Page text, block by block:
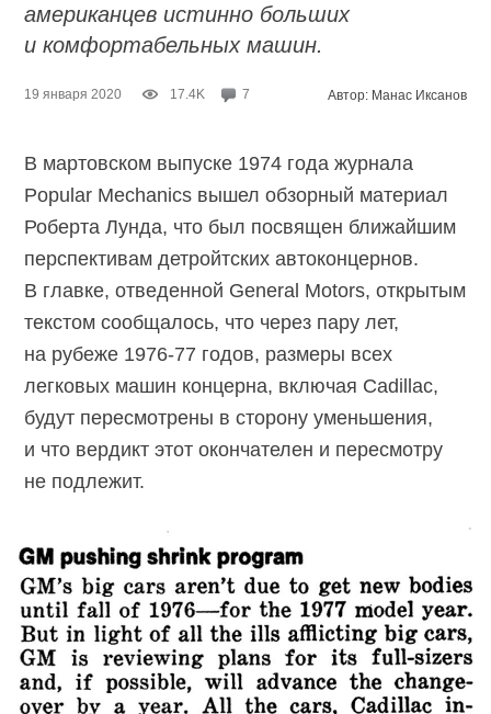
американцев истинно больших
и комфортабельных машин.
19 января 2020 17.4K 7 Автор: Манас Иксанов
В мартовском выпуске 1974 года журнала
Popular Mechanics вышел обзорный материал
Роберта Лунда, что был посвящен ближайшим
перспективам детройтских автоконцернов.
В главке, отведенной General Motors, открытым
текстом сообщалось, что через пару лет,
на рубеже 1976-77 годов, размеры всех
легковых машин концерна, включая Cadillac,
будут пересмотрены в сторону уменьшения,
и что вердикт этот окончателен и пересмотру
не подлежит.